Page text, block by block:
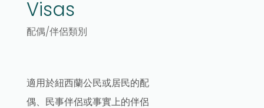
Visas
配偶/伴侶類別
適用於紐西蘭公民或居民的配
偶、民事伴侶或事實上的伴侶